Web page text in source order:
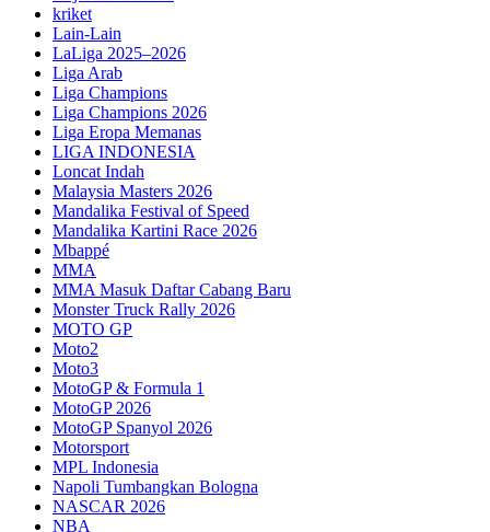
kriket
Lain-Lain
LaLiga 2025–2026
Liga Arab
Liga Champions
Liga Champions 2026
Liga Eropa Memanas
LIGA INDONESIA
Loncat Indah
Malaysia Masters 2026
Mandalika Festival of Speed
Mandalika Kartini Race 2026
Mbappé
MMA
MMA Masuk Daftar Cabang Baru
Monster Truck Rally 2026
MOTO GP
Moto2
Moto3
MotoGP & Formula 1
MotoGP 2026
MotoGP Spanyol 2026
Motorsport
MPL Indonesia
Napoli Tumbangkan Bologna
NASCAR 2026
NBA